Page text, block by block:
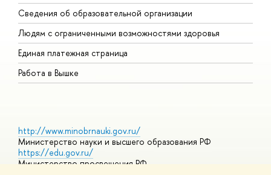
Сведения об образовательной организации
Людям с ограниченными возможностями здоровья
Единая платежная страница
Работа в Вышке
http://www.minobrnauki.gov.ru/
Министерство науки и высшего образования РФ
https://edu.gov.ru/
Министерство просвещения РФ